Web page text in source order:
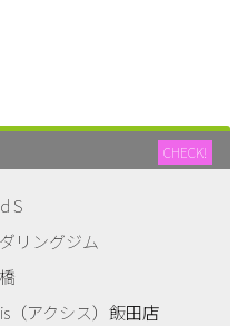
CHECK!
S
リングジム
（アクシス）飯田店